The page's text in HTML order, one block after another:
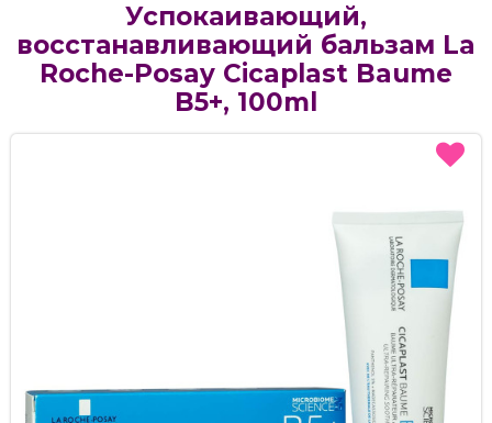
Успокаивающий,
восстанавливающий бальзам La
Roche-Posay Cicaplast Baume
B5+, 100ml